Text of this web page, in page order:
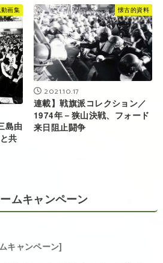
動画集
島由
共
懐古的資料
2021.10.17
連載】戦旗派コレクション／
1974年－狭山決戦、フォード
来日阻止闘争
ムキャンペーン
キャンペーン]